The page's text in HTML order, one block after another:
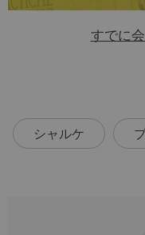
すでに
シャルケ